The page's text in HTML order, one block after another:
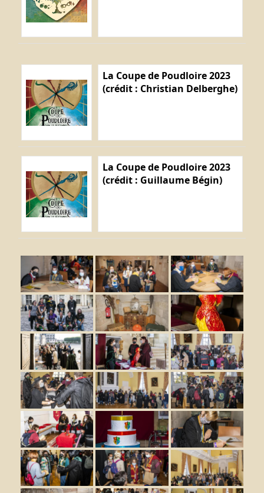
La Coupe de Poudloire 2023
(crédit : Christian Delberghe)
La Coupe de Poudloire 2023
(crédit : Guillaume Bégin)